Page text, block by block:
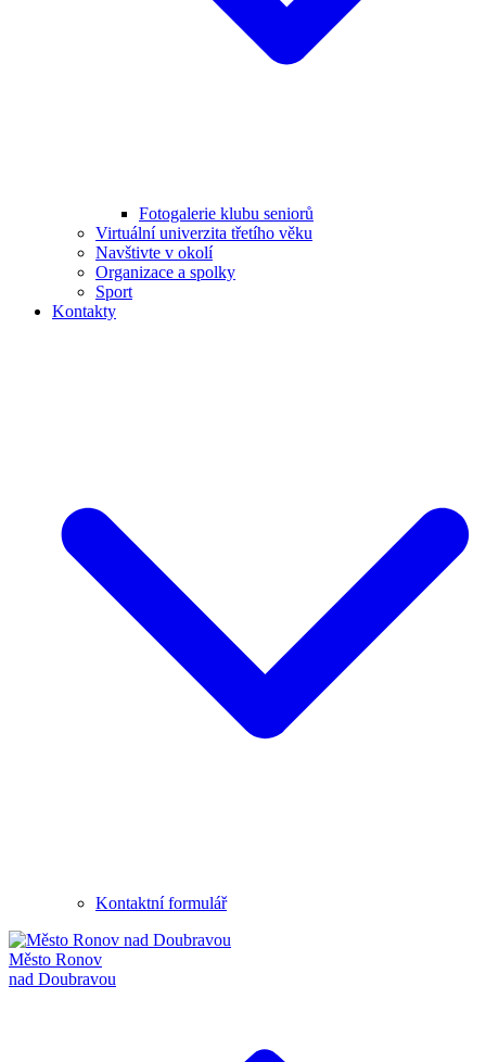
Fotogalerie klubu seniorů
Virtuální univerzita třetího věku
Navštivte v okolí
Organizace a spolky
Sport
Kontakty
Kontaktní formulář
Město Ronov
nad Doubravou